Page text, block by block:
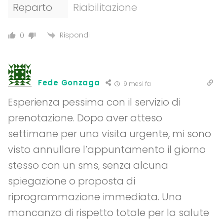
Reparto
Riabilitazione
0 Rispondi
Fede Gonzaga 9 mesi fa
Esperienza pessima con il servizio di
prenotazione. Dopo aver atteso
settimane per una visita urgente, mi sono
visto annullare l’appuntamento il giorno
stesso con un sms, senza alcuna
spiegazione o proposta di
riprogrammazione immediata. Una
mancanza di rispetto totale per la salute